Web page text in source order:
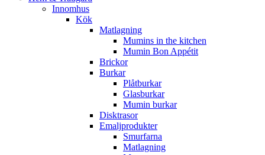
Innomhus
Kök
Matlagning
Mumins in the kitchen
Mumin Bon Appétit
Brickor
Burkar
Plåtburkar
Glasburkar
Mumin burkar
Disktrasor
Emaljprodukter
Smurfarna
Matlagning